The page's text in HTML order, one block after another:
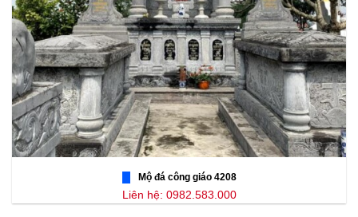
Mộ đá công giáo 4208
Liên hệ: 0982.583.000